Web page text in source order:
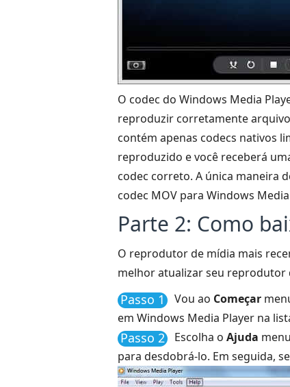
O codec do Windows Media
reproduzir corretamente
contém apenas codecs nativos
reproduzido e você receberá
codec correto. A única maneira
codec MOV para Windows Media
Parte 2: Como
O reprodutor de mídia mais
melhor atualizar seu reprodutor
Passo 1 Vou ao Começar
em Windows Media Player na
Passo 2 Escolha o Ajuda
para desdobrá-lo. Em seguida,